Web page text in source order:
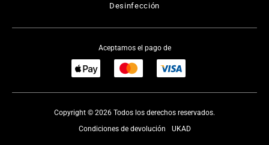
Desinfección
Aceptamos el pago de
Copyright © 2026 Todos los derechos reservados.
UKAD
Condiciones de devolución